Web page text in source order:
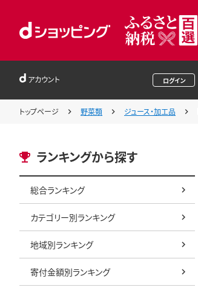
アカウント ログイン
トップページ 野菜類 ジュース・加工品
ランキングから探す
総合ランキング
カテゴリー別ランキング
地域別ランキング
寄付金額別ランキング